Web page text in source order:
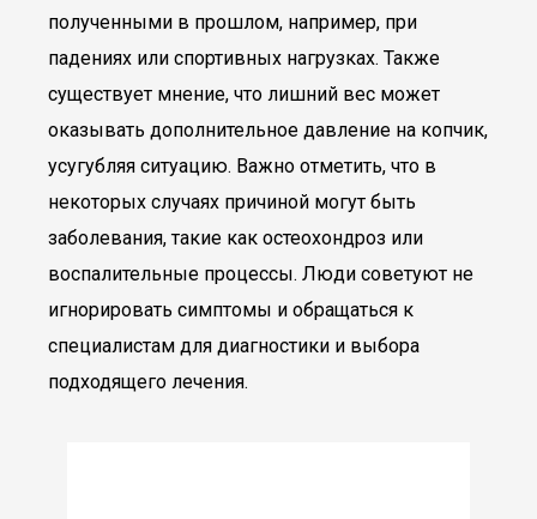
полученными в прошлом, например, при
падениях или спортивных нагрузках. Также
существует мнение, что лишний вес может
оказывать дополнительное давление на копчик,
усугубляя ситуацию. Важно отметить, что в
некоторых случаях причиной могут быть
заболевания, такие как остеохондроз или
воспалительные процессы. Люди советуют не
игнорировать симптомы и обращаться к
специалистам для диагностики и выбора
подходящего лечения.